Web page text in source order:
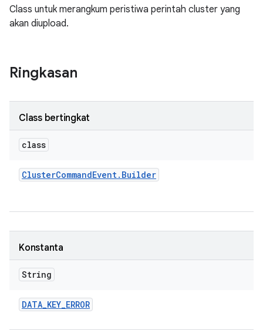
Class untuk merangkum peristiwa perintah cluster yang
akan diupload.
Ringkasan
Class bertingkat
class
ClusterCommandEvent. Builder
Konstanta
String
DATA_KEY_ERROR